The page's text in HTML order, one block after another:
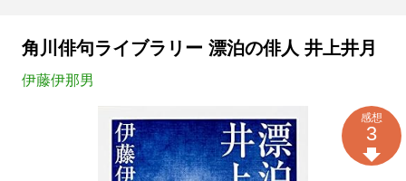
角川俳句ライブラリー 漂泊の俳人 井上井月
伊藤伊那男
感想
3